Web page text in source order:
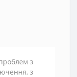
з
з